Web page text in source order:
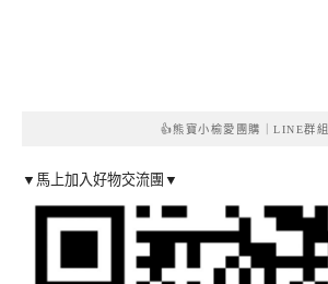
👍熊寶小榆愛團購｜LINE群組
▼馬上加入好物交流團▼